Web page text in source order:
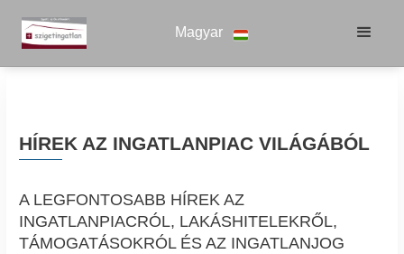
Magyar
HÍREK AZ INGATLANPIAC VILÁGÁBÓL
A LEGFONTOSABB HÍREK AZ
INGATLANPIACRÓL, LAKÁSHITELEKRŐL,
TÁMOGATÁSOKRÓL ÉS AZ INGATLANJOG